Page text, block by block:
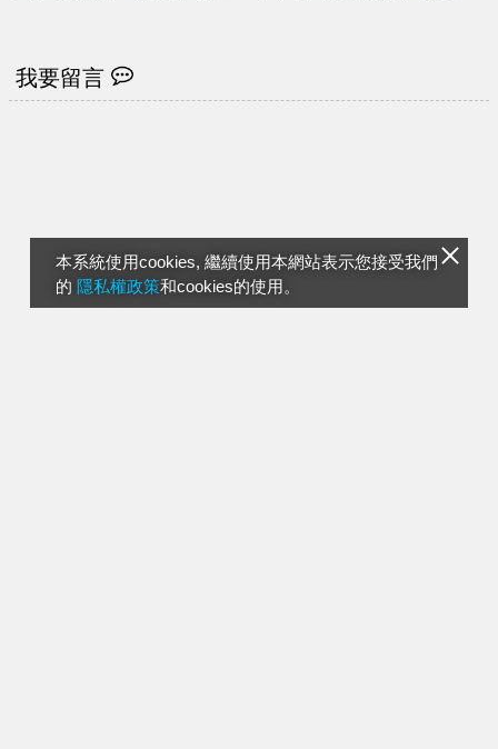
本系統使用cookies, 繼續使用本網站表示您接受我們
的 隱私權政策和cookies的使用。
我要留言